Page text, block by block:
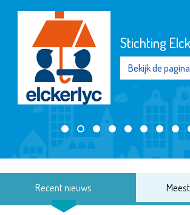
Stichting
Bekijk de pagina
Recent nieuws